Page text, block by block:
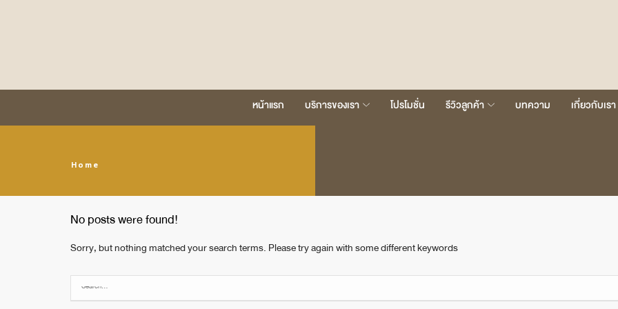
หน้าแรก บริการของเรา โปรโมชั่น รีวิวลูกค้า บทความ เกี่ยวกับเรา
Home
No posts were found!
Sorry, but nothing matched your search terms. Please try again with some different keywords